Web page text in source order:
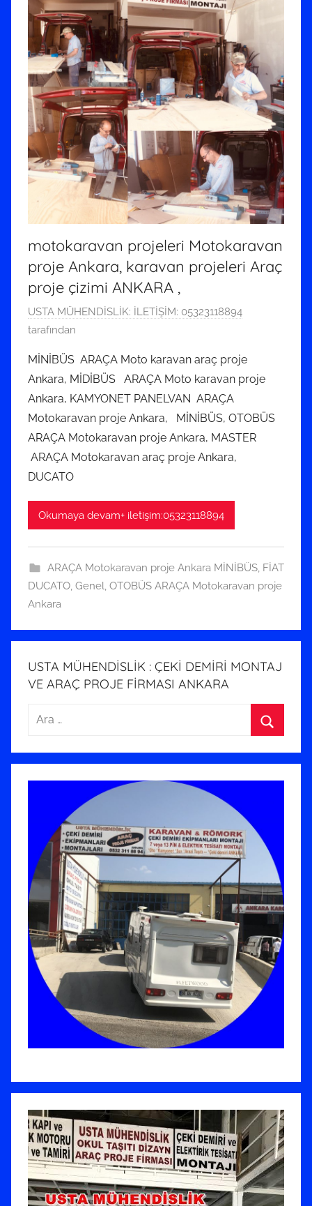
motokaravan projeleri Motokaravan
proje Ankara, karavan projeleri Araç
proje çizimi ANKARA ,
1
5
y
l
ü
l
2
0
2
a
i
h
i
d
g
ö
r
i
USTA MÜHENDİSLİK: İLETİŞİM: 05323118894
tarafından
MİNİBÜS ARAÇA Moto karavan araç proje
Ankara, MİDİBÜS ARAÇA Moto karavan proje
Ankara, KAMYONET PANELVAN ARAÇA
Motokaravan proje Ankara, MİNİBÜS, OTOBÜS
ARAÇA Motokaravan proje Ankara, MASTER
ARAÇA Motokaravan araç proje Ankara,
DUCATO
Okumaya devam+ iletişim:05323118894
ARAÇA Motokaravan proje Ankara MİNİBÜS, FİAT
DUCATO, Genel, OTOBÜS ARAÇA Motokaravan proje
Ankara
USTA MÜHENDİSLİK : ÇEKİ DEMİRİ MONTAJ
VE ARAÇ PROJE FİRMASI ANKARA
Arama: